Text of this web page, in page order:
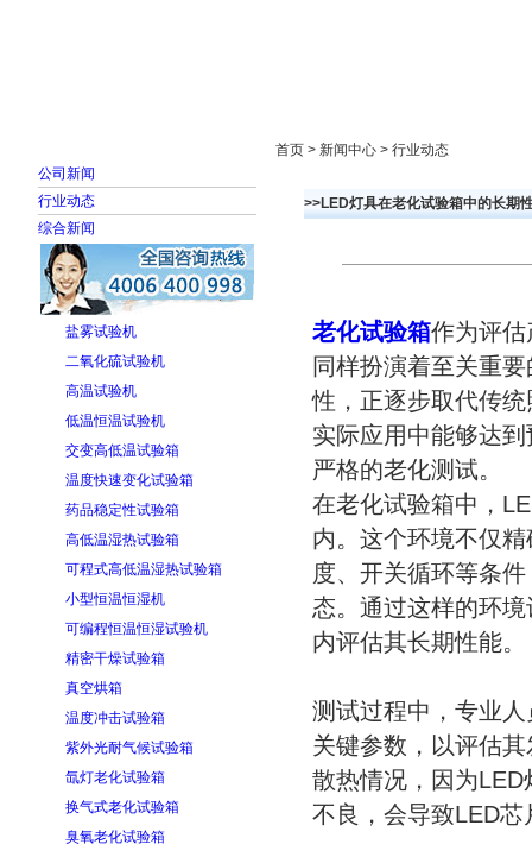
公司新闻
行业动态
综合新闻
盐雾试验机
二氧化硫试验机
高温试验机
低温恒温试验机
交变高低温试验箱
温度快速变化试验箱
药品稳定性试验箱
高低温湿热试验箱
可程式高低温湿热试验箱
小型恒温恒湿机
可编程恒温恒湿试验机
精密干燥试验箱
真空烘箱
温度冲击试验箱
紫外光耐气候试验箱
氙灯老化试验箱
换气式老化试验箱
臭氧老化试验箱
首页 > 新闻中心 > 行业动态
>>LED灯具在老化试验箱中的长期
老化试验箱作为评估
同样扮演着至关重
性，正逐步取代传
实际应用中能够达
严格的老化测试。
在老化试验箱中，
内。这个环境不仅
度、开关循环等条
态。通过这样的环
内评估其长期性能。
测试过程中，专业
关键参数，以评估
散热情况，因为
不良，会导致LED